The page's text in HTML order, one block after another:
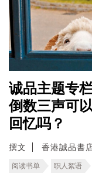
诚品主题专
倒数三声可
回忆吗？
撰文 香港誠品書
阅读书单 职人絮语